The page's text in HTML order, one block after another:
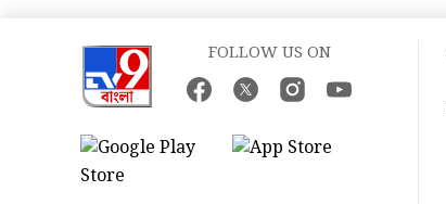
FOLLOW US ON